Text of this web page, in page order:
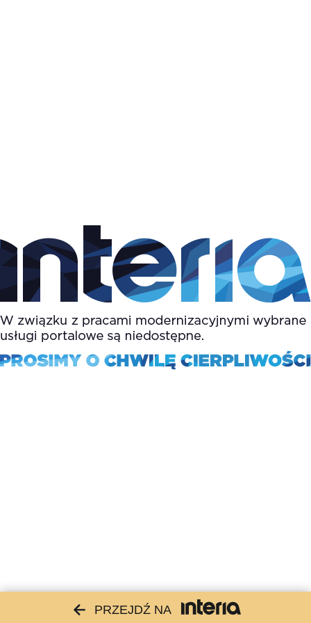
PRZEJDŹ NA